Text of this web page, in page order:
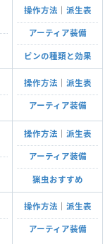
操作方法 派生表
アーティア装備
ビンの種類と効果
操作方法 派生表
アーティア装備
操作方法 派生表
アーティア装備
猟虫おすすめ
操作方法 派生表
アーティア装備